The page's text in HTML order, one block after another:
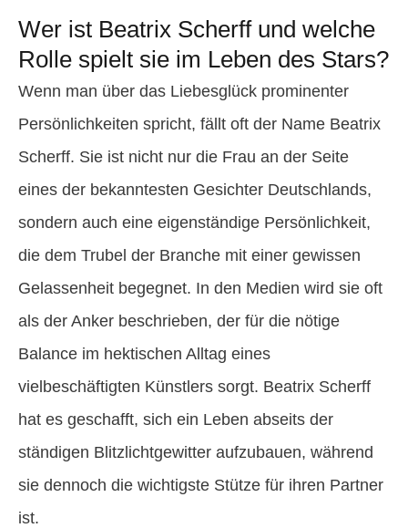
Wer ist Beatrix Scherff und welche
Rolle spielt sie im Leben des Stars?
Wenn man über das Liebesglück prominenter
Persönlichkeiten spricht, fällt oft der Name Beatrix
Scherff. Sie ist nicht nur die Frau an der Seite
eines der bekanntesten Gesichter Deutschlands,
sondern auch eine eigenständige Persönlichkeit,
die dem Trubel der Branche mit einer gewissen
Gelassenheit begegnet. In den Medien wird sie oft
als der Anker beschrieben, der für die nötige
Balance im hektischen Alltag eines
vielbeschäftigten Künstlers sorgt. Beatrix Scherff
hat es geschafft, sich ein Leben abseits der
ständigen Blitzlichtgewitter aufzubauen, während
sie dennoch die wichtigste Stütze für ihren Partner
ist.